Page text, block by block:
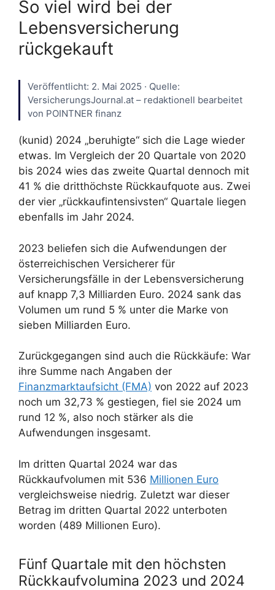
So viel wird bei der
Lebensversicherung
rückgekauft
Veröffentlicht: 2. Mai 2025 · Quelle:
VersicherungsJournal.at – redaktionell bearbeitet
von POINTNER finanz
(kunid) 2024 „beruhigte“ sich die Lage wieder
etwas. Im Vergleich der 20 Quartale von 2020
bis 2024 wies das zweite Quartal dennoch mit
41 % die dritthöchste Rückkaufquote aus. Zwei
der vier „rückkaufintensivsten“ Quartale liegen
ebenfalls im Jahr 2024.
2023 beliefen sich die Aufwendungen der
österreichischen Versicherer für
Versicherungsfälle in der Lebensversicherung
auf knapp 7,3 Milliarden Euro. 2024 sank das
Volumen um rund 5 % unter die Marke von
sieben Milliarden Euro.
Zurückgegangen sind auch die Rückkäufe: War
ihre Summe nach Angaben der
Finanzmarktaufsicht (FMA) von 2022 auf 2023
noch um 32,73 % gestiegen, fiel sie 2024 um
rund 12 %, also noch stärker als die
Aufwendungen insgesamt.
Im dritten Quartal 2024 war das
Rückkaufvolumen mit 536 Millionen Euro
vergleichsweise niedrig. Zuletzt war dieser
Betrag im dritten Quartal 2022 unterboten
worden (489 Millionen Euro).
Fünf Quartale mit den höchsten
Rückkaufvolumina 2023 und 2024